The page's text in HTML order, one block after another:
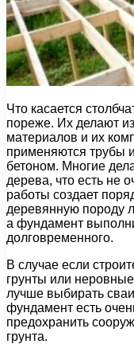
Что касается
пореже. Их делают
материалов и их
применяются трубы
бетоном. Многие
дерева, что есть не
работы создает
деревянную породу
а фундамент
долговременного.
В случае если
грунты или
лучше выбирать
фундамент есть
предохранить
грунта.